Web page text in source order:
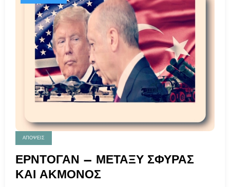
ΑΠΟΨΕΙΣ
ΕΡΝΤΟΓΑΝ – ΜΕΤΑΞΥ ΣΦΥΡΑΣ
ΚΑΙ ΑΚΜΟΝΟΣ